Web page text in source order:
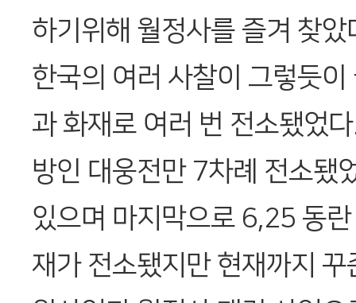
하기위해 월정사를 즐겨 찾았
한국의 여러 사찰이 그렇듯이
과 화재로 여러 번 전소됐었
방인 대웅전만 7차례 전소됐
있으며 마지막으로 6,25 동
재가 전소됐지만 현재까지 꾸